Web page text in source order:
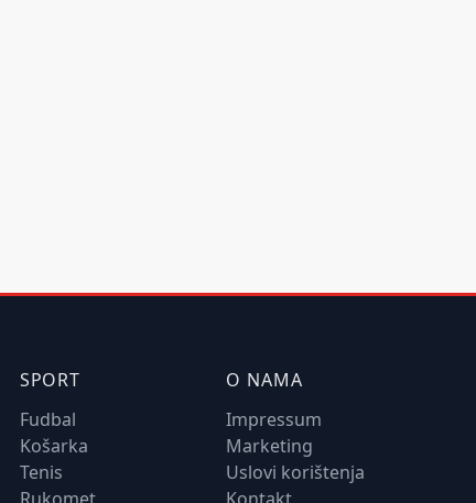
SPORT
Fudbal
Košarka
Tenis
Rukomet
O NAMA
Impressum
Marketing
Uslovi korištenja
Kontakt